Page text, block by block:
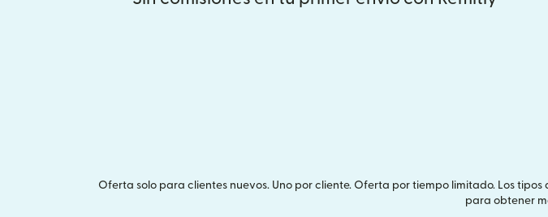
Oferta solo para clientes nuevos. Uno por cliente. Oferta por tiempo limitado. Los
para obtener